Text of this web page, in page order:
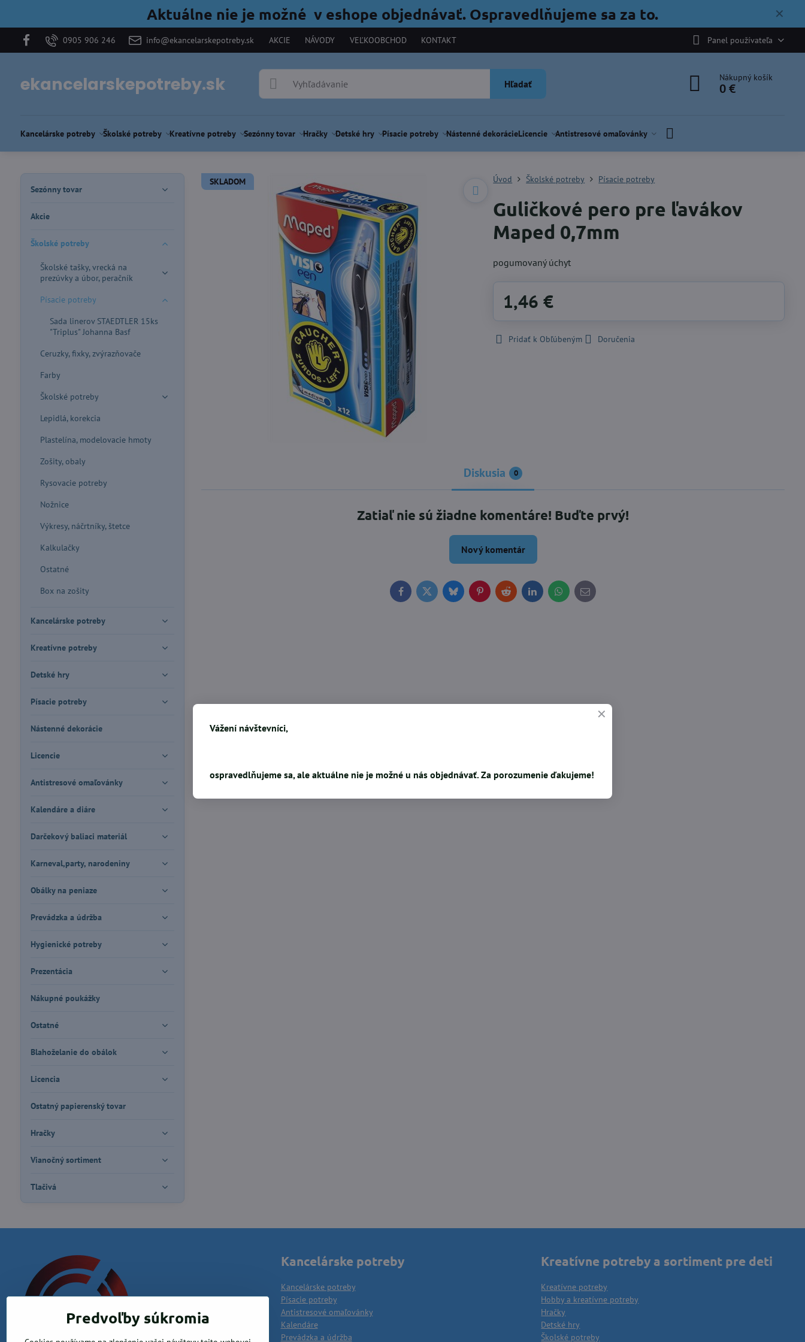
✕
Aktuálne nie je možné v eshope objednávať. Ospravedlňujeme sa za to.
0905 906 246 info@ekancelarskepotreby.sk AKCIE NÁVODY VEĽKOOBCHOD KONTAKT Panel používateľa
ekancelarskepotreby.sk Hľadať
Nákupný košík
0 €
Kancelárske potreby Školské potreby Kreatívne potreby Sezónny tovar Hračky Detské hry Písacie potreby Nástenné dekorácieLicencie Antistresové omaľovánky
SKLADOM Úvod Školské potreby Písacie potreby
Guličkové pero pre ľavákov
Maped 0,7mm
pogumovaný úchyt
1,46 €
Pridať k Obľúbeným Doručenia
Diskusia 0
Zatiaľ nie sú žiadne komentáre! Buďte prvý!
Nový komentár
FacebookTwitterBlueskyPinterestRedditLinkedInWhatsApp
E-
mail
Sezónny tovar
Akcie
Školské potreby
Školské tašky, vrecká na
prezúvky a úbor, peračník
Písacie potreby
Sada linerov STAEDTLER 15ks
"Triplus" Johanna Basf
Ceruzky, fixky, zvýrazňovače
Farby
Školské potreby
Lepidlá, korekcia
Plastelína, modelovacie hmoty
Zošity, obaly
Rysovacie potreby
Nožnice
Výkresy, náčrtníky, štetce
Kalkulačky
Ostatné
Box na zošity
Kancelárske potreby
Kreatívne potreby
Detské hry
Písacie potreby
Nástenné dekorácie
Licencie
Antistresové omaľovánky
Kalendáre a diáre
Darčekový baliaci materiál
Karneval,party, narodeniny
Obálky na peniaze
Prevádzka a údržba
Hygienické potreby
Prezentácia
Nákupné poukážky
Ostatné
Blahoželanie do obálok
Licencia
Ostatný papierenský tovar
Hračky
Vianočný sortiment
Tlačivá
Kancelárske potreby
Kancelárske potreby
Písacie potreby
Antistresové omaľovánky
Kalendáre
Prevádzka a údržba
Kreatívne potreby a sortiment pre deti
Kreatívne potreby
Hobby a kreatívne potreby
Hračky
Detské hry
Školské potreby
Predvoľby súkromia
Vážení návštevníci,
ospravedlňujeme sa, ale aktuálne nie je možné u nás objednávať. Za porozumenie ďakujeme!